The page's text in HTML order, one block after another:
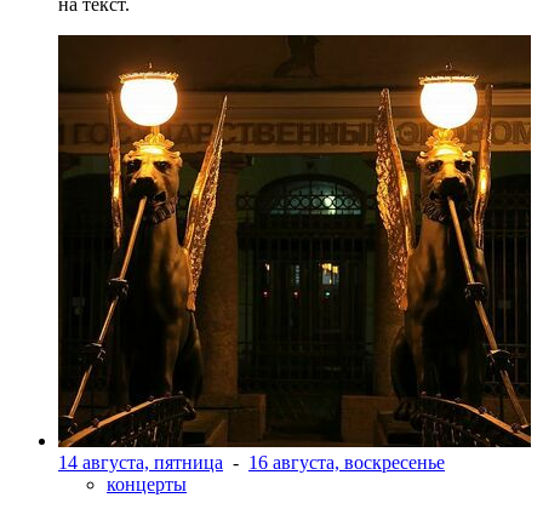
на текст.
14 августа, пятница - 16 августа, воскресенье
концерты